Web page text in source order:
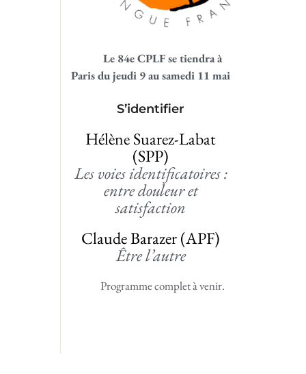
Le 84e CPLF se tiendra à
Paris du jeudi 9 au samedi 11 mai
S’identifier
Hélène Suarez-Labat
(SPP)
Les voies identificatoires :
entre douleur et
satisfaction
Claude Barazer (APF)
Être l’autre
Programme complet à venir.